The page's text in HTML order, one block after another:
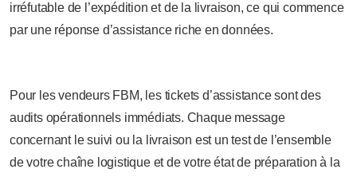
irréfutable de l’expédition et de la livraison, ce qui commence
par une réponse d’assistance riche en données.
Pour les vendeurs FBM, les tickets d’assistance sont des
audits opérationnels immédiats. Chaque message
concernant le suivi ou la livraison est un test de l’ensemble
de votre chaîne logistique et de votre état de préparation à la